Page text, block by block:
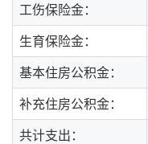
工伤保险金：
生育保险金：
基本住房公积金：
补充住房公积金：
共计支出：